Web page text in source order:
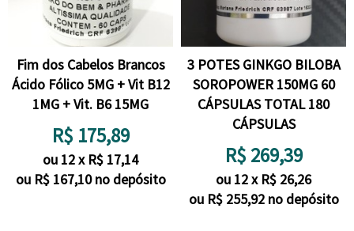
Fim dos Cabelos Brancos
Ácido Fólico 5MG + Vit B12
1MG + Vit. B6 15MG
R$ 175,89
ou 12x R$ 17,14
ou R$ 167,10 no depósito
3 POTES GINKGO BILOBA
SOROPOWER 150MG 60
CÁPSULAS TOTAL 180
CÁPSULAS
R$ 269,39
ou 12x R$ 26,26
ou R$ 255,92 no depósito